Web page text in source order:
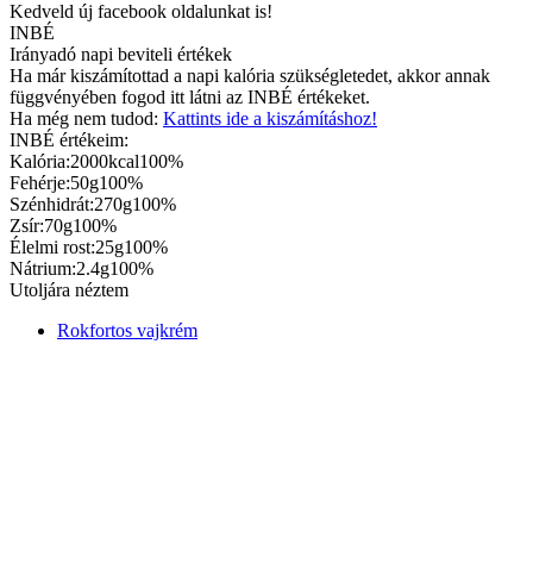
Kedveld új facebook oldalunkat is!
INBÉ
Irányadó napi beviteli értékek
Ha már kiszámítottad a napi kalória szükségletedet, akkor annak
függvényében fogod itt látni az INBÉ értékeket.
Ha még nem tudod: Kattints ide a kiszámításhoz!
INBÉ értékeim:
Kalória:2000kcal100%
Fehérje:50g100%
Szénhidrát:270g100%
Zsír:70g100%
Élelmi rost:25g100%
Nátrium:2.4g100%
Utoljára néztem
Rokfortos vajkrém